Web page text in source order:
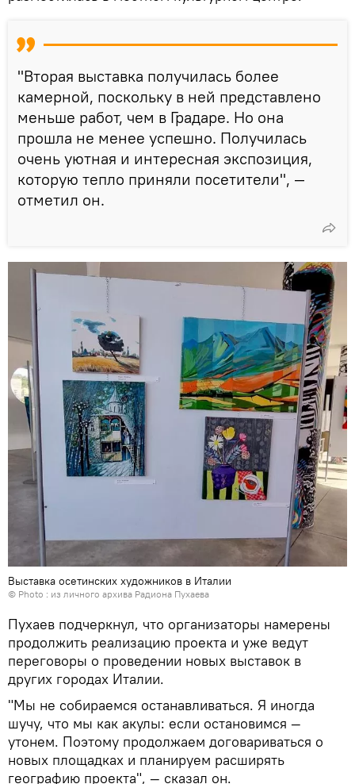
"Вторая выставка получилась более
камерной, поскольку в ней представлено
меньше работ, чем в Градаре. Но она
прошла не менее успешно. Получилась
очень уютная и интересная экспозиция,
которую тепло приняли посетители", —
отметил он.
Выставка осетинских художников в Италии
© Photo : из личного архива Радиона Пухаева
Пухаев подчеркнул, что организаторы намерены
продолжить реализацию проекта и уже ведут
переговоры о проведении новых выставок в
других городах Италии.
"Мы не собираемся останавливаться. Я иногда
шучу, что мы как акулы: если остановимся —
утонем. Поэтому продолжаем договариваться о
новых площадках и планируем расширять
географию проекта", — сказал он.